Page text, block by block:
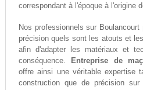
correspondant à l'époque à l'origine
Nos professionnels sur
précision quels sont les atouts et
afin d'adapter les matériaux et
conséquence.
Entreprise de
offre ainsi une véritable expertise
construction que de précision